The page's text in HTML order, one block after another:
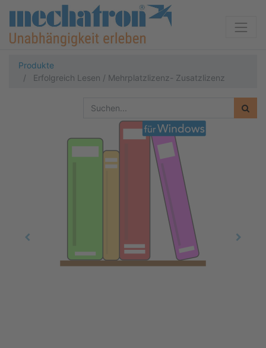
Produkte
Erfolgreich Lesen / Mehrplatzlizenz- Zusatzlizenz